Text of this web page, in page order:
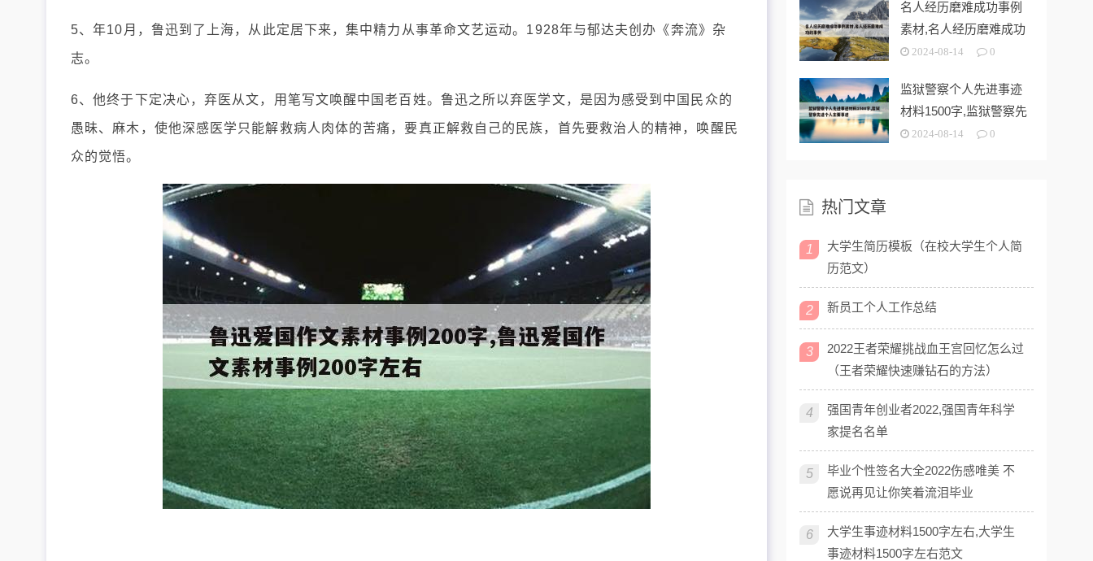
5、年10月，鲁迅到了上海，从此定居下来，集中精力从事革命文艺运动。1928年与郁达夫创办《奔流》杂
志。
6、他终于下定决心，弃医从文，用笔写文唤醒中国老百姓。鲁迅之所以弃医学文，是因为感受到中国民众的
愚昧、麻木，使他深感医学只能解救病人肉体的苦痛，要真正解救自己的民族，首先要救治人的精神，唤醒民
众的觉悟。
名人经历磨难成功事例
素材,名人经历磨难成功
的事例
2024-08-14 0
监狱警察个人先进事迹
材料1500字,监狱警察先
进个人
2024-08-14 0
热门文章
1
大学生简历模板（在校大学生个人简
历范文）
2 新员工个人工作总结
3
2022王者荣耀挑战血王宫回忆怎么过
（王者荣耀快速赚钻石的方法）
4
强国青年创业者2022,强国青年科学
家提名名单
5
毕业个性签名大全2022伤感唯美 不
愿说再见让你笑着流泪毕业
6
大学生事迹材料1500字左右,大学生
事迹材料1500字左右范文